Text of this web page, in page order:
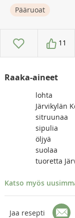
Pääruoat
11
Raaka-aineet
lohta
Järvikylän
sitruunaa
sipulia
öljyä
suolaa
tuoretta
Katso myös
Jaa resepti